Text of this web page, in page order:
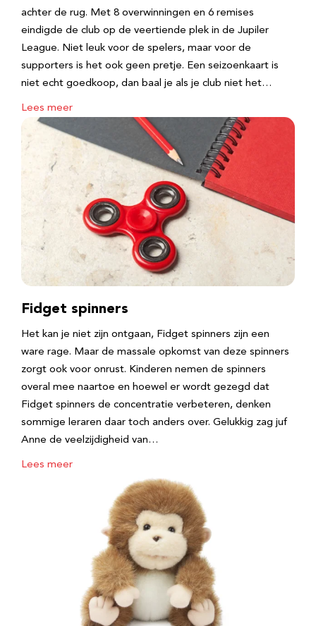
achter de rug. Met 8 overwinningen en 6 remises
eindigde de club op de veertiende plek in de Jupiler
League. Niet leuk voor de spelers, maar voor de
supporters is het ook geen pretje. Een seizoenkaart is
niet echt goedkoop, dan baal je als je club niet het…
Lees meer
Fidget spinners
Het kan je niet zijn ontgaan, Fidget spinners zijn een
ware rage. Maar de massale opkomst van deze spinners
zorgt ook voor onrust. Kinderen nemen de spinners
overal mee naartoe en hoewel er wordt gezegd dat
Fidget spinners de concentratie verbeteren, denken
sommige leraren daar toch anders over. Gelukkig zag juf
Anne de veelzijdigheid van…
Lees meer